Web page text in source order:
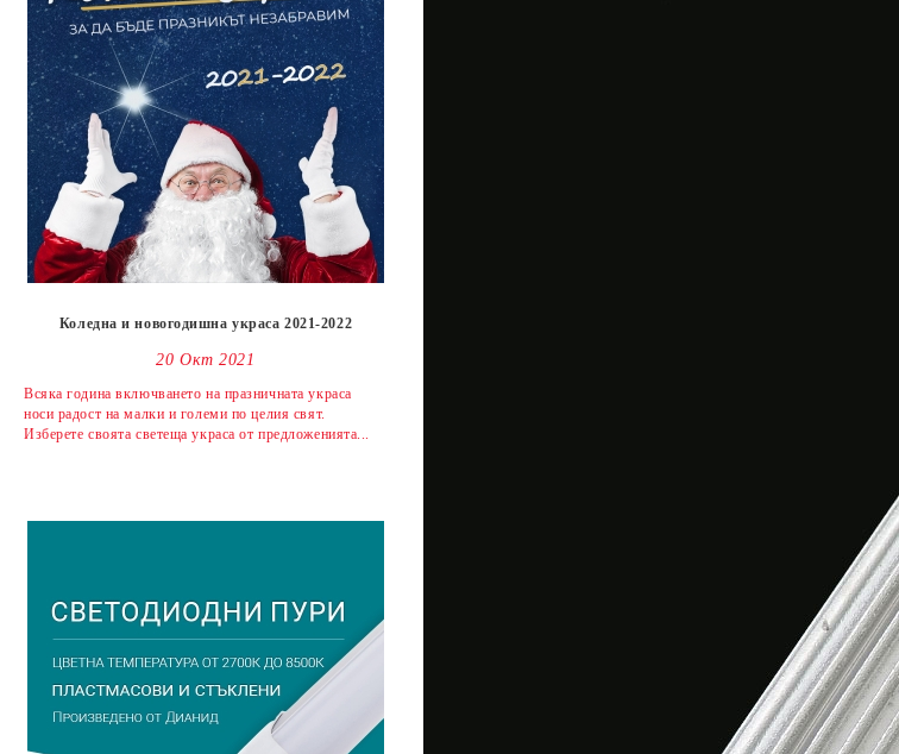
Коледна и новогодишна украса 2021-2022
20 Окт 2021
Всяка година включването на празничната украса
носи радост на малки и големи по целия свят.
Изберете своята светеща украса от предложенията...